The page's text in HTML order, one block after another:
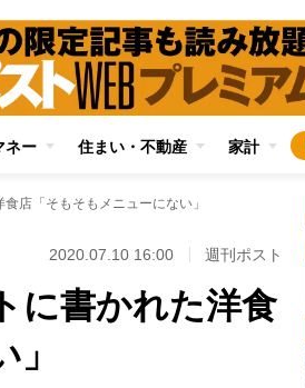
ネー 住まい・不動産 家計
店「そもそもメニューにない」
2020.07.10 16:00 週刊ポスト
に書かれた洋食